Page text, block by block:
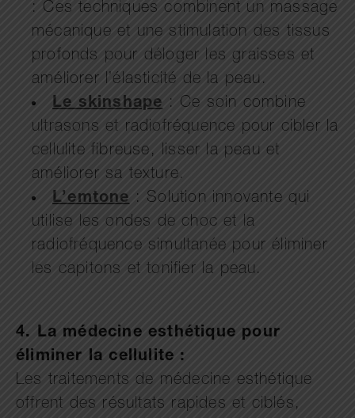
: Ces techniques combinent un massage
mécanique et une stimulation des tissus
profonds pour déloger les graisses et
améliorer l’élasticité de la peau.
Le skinshape : Ce soin combine
ultrasons et radiofréquence pour cibler la
cellulite fibreuse, lisser la peau et
améliorer sa texture.
L’emtone: Solution innovante qui
utilise les ondes de choc et la
radiofréquence simultanée pour éliminer
les capitons et tonifier la peau.
4. La médecine esthétique pour
éliminer la cellulite :
Les traitements de médecine esthétique
offrent des résultats rapides et ciblés,